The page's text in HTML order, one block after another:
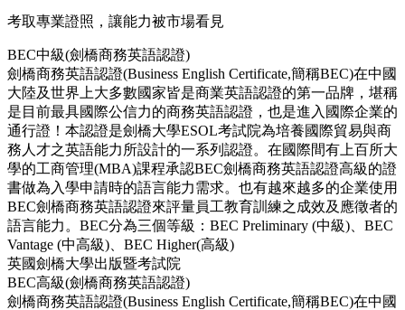
考取專業證照，讓能力被市場看見
BEC中級(劍橋商務英語認證)
劍橋商務英語認證(Business English Certificate,簡稱BEC)在中國
大陸及世界上大多數國家皆是商業英語認證的第一品牌，堪稱
是目前最具國際公信力的商務英語認證，也是進入國際企業的
通行證！本認證是劍橋大學ESOL考試院為培養國際貿易與商
務人才之英語能力所設計的一系列認證。在國際間有上百所大
學的工商管理(MBA)課程承認BEC劍橋商務英語認證高級的證
書做為入學申請時的語言能力需求。也有越來越多的企業使用
BEC劍橋商務英語認證來評量員工教育訓練之成效及應徵者的
語言能力。BEC分為三個等級：BEC Preliminary (中級)、BEC
Vantage (中高級)、BEC Higher(高級)
英國劍橋大學出版暨考試院
BEC高級(劍橋商務英語認證)
劍橋商務英語認證(Business English Certificate,簡稱BEC)在中國